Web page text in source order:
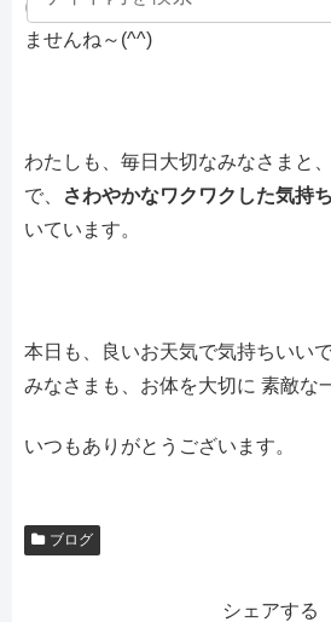
になれるものはどんどんやってみ
ませんね～(^^)
わたしも、毎日大切なみなさまと
で、
さわやかなワクワクした気持ち
いています。
本日も、良いお天気で気持ちいい
みなさまも、お体を大切に 素敵
いつもありがとうございます。
ブログ
シェアする